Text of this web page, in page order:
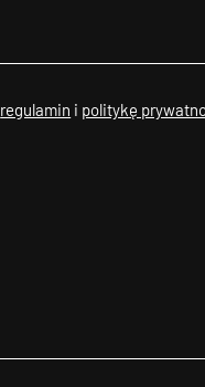
regulamin i politykę